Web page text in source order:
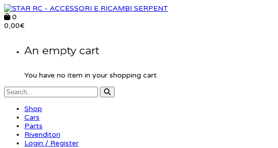
0
0,00€
An empty cart
You have no item in your shopping cart
Shop
Cars
Parts
Rivenditori
Login / Register